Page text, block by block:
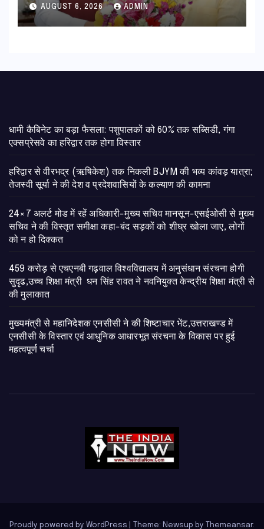
नवनियुक्त केन्द्रीय शिक्षा मंत्री से की
मुलाकात
AUGUST 6, 2026 ADMIN
​धामी कैबिनेट का बड़ा फैसला: पशुपालकों को 60% तक सब्सिडी, गंगा
एक्सप्रेसवे का हरिद्वार तक होगा विस्तार
​हरिद्वार से वीरभद्र (ऋषिकेश) तक निकली BJYM की भव्य कांवड़ यात्रा;
तेजस्वी सूर्या ने की देश व प्रदेशवासियों के कल्याण की कामना
24×7 अलर्ट मोड में रहें अधिकारी-मुख्य सचिव मानसून-एसईओसी से मुख्य
सचिव ने की विस्तृत समीक्षा कहा-बंद सड़कों को शीघ्र खोला जाए, लोगों
को न हो दिक्कत
459 करोड़ से एचएनबी गढ़वाल विश्वविद्यालय में अनुसंधान संरचना होगी
सुदृढ,उच्च शिक्षा मंत्री धन सिंह रावत ने नवनियुक्त केन्द्रीय शिक्षा मंत्री से
की मुलाकात
मुख्यमंत्री से महानिदेशक एनसीसी ने की शिष्टाचार भेंट,उत्तराखण्ड में
एनसीसी के विस्तार एवं आधुनिक आधारभूत संरचना के विकास पर हुई
महत्वपूर्ण चर्चा
Proudly powered by WordPress Theme: Newsup by Themeansar.